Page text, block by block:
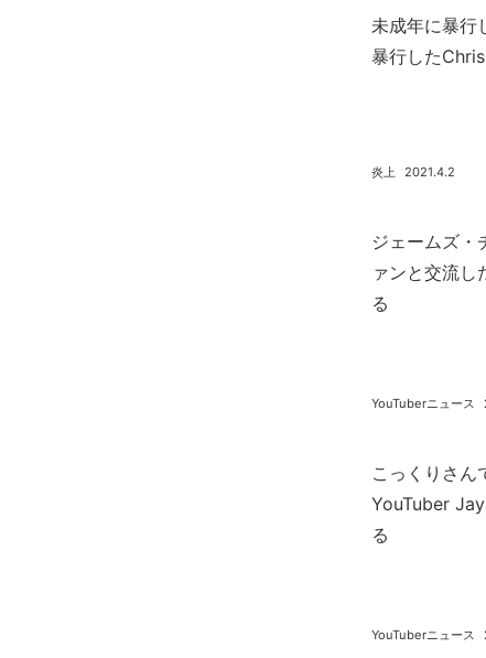
未成年に暴行
暴行した
ジェームズ・
ァンと交流し
る
2021.4.2
炎上
こっくりさん
YouTuber
る
YouTuberニュース
YouTuberニュース